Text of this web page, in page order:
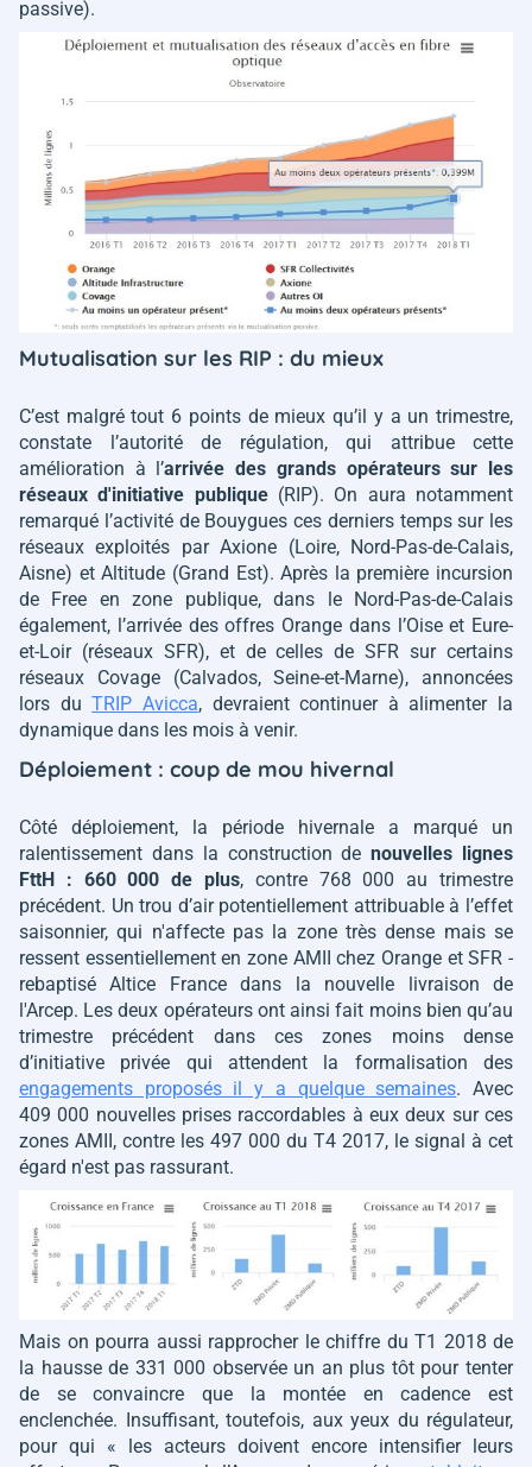
passive).
Mutualisation sur les RIP : du mieux
C’est malgré tout 6 points de mieux qu’il y a un trimestre,
constate l’autorité de régulation, qui attribue cette
amélioration à l’arrivée des grands opérateurs sur les
réseaux d'initiative publique (RIP). On aura notamment
remarqué l’activité de Bouygues ces derniers temps sur les
réseaux exploités par Axione (Loire, Nord-Pas-de-Calais,
Aisne) et Altitude (Grand Est). Après la première incursion
de Free en zone publique, dans le Nord-Pas-de-Calais
également, l’arrivée des offres Orange dans l’Oise et Eure-
et-Loir (réseaux SFR), et de celles de SFR sur certains
réseaux Covage (Calvados, Seine-et-Marne), annoncées
lors duTRIP Avicca, devraient continuer à alimenter la
dynamique dans les mois à venir.
Déploiement : coup de mou hivernal
Côté déploiement, la période hivernale a marqué un
ralentissement dans la construction de nouvelles lignes
FttH : 660 000 de plus, contre 768 000 au trimestre
précédent. Un trou d’air potentiellement attribuable à l’effet
saisonnier, qui n'affecte pas la zone très dense mais se
ressent essentiellement en zone AMII chez Orange et SFR -
rebaptisé Altice France dans la nouvelle livraison de
l'Arcep. Les deux opérateurs ont ainsi fait moins bien qu’au
trimestre précédent dans ces zones moins dense
d’initiative privée qui attendent la formalisation des
engagements proposés il y a quelque semaines. Avec
409 000 nouvelles prises raccordables à eux deux sur ces
zones AMII, contre les 497 000 du T4 2017, le signal à cet
égard n'est pas rassurant.
Mais on pourra aussi rapprocher le chiffre du T1 2018 de
la hausse de 331 000 observée un an plus tôt pour tenter
de se convaincre que la montée en cadence est
enclenchée. Insuffisant, toutefois, aux yeux du régulateur,
pour qui « les acteurs doivent encore intensifier leurs